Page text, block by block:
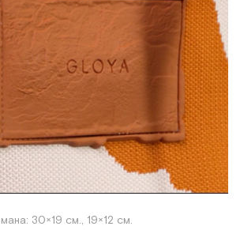
30×19 см., 19×12 см.